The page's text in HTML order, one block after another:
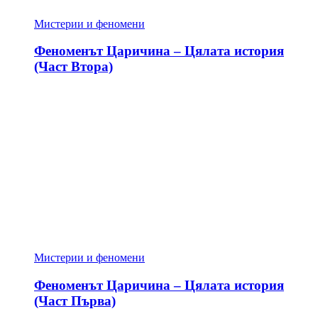
Мистерии и феномени
Феноменът Царичина – Цялата история
(Част Втора)
Мистерии и феномени
Феноменът Царичина – Цялата история
(Част Първа)